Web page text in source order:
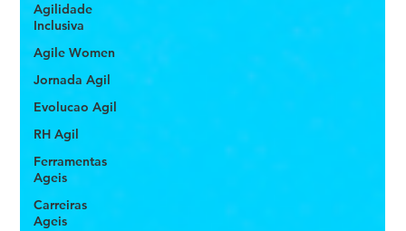
Agilidade
Inclusiva
Agile Women
Jornada Agil
Evolucao Agil
RH Agil
Ferramentas
Ageis
Carreiras
Ageis